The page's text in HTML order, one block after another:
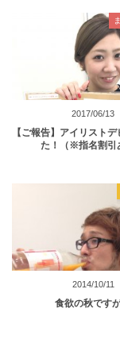
2017/06/13
【ご報告】アイリスト
た！（※指名割引
2014/10/11
食欲の秋ですが